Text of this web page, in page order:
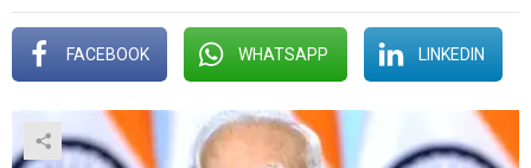
FACEBOOK WHATSAPP LINKEDIN